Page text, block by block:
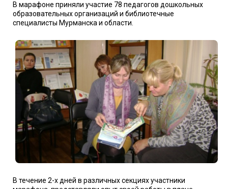
В марафоне приняли участие 78 педагогов дошкольных
образовательных организаций и библиотечные
специалисты Мурманска и области.
В течение 2-х дней в различных секциях участники